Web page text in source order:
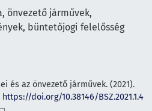
önvezető járművek
büntetőjogi felelősség
és az önvezető járművek. (2021).
https://doi.org/10.38146/BSZ.2021.1.4